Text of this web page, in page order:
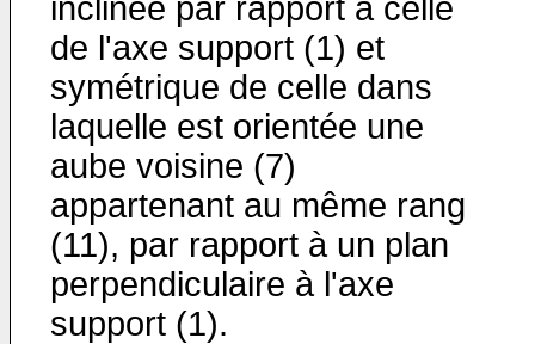
inclinée par rapport à celle
de l'axe support (1) et
symétrique de celle dans
laquelle est orientée une
aube voisine (7)
appartenant au même rang
(11), par rapport à un plan
perpendiculaire à l'axe
support (1).